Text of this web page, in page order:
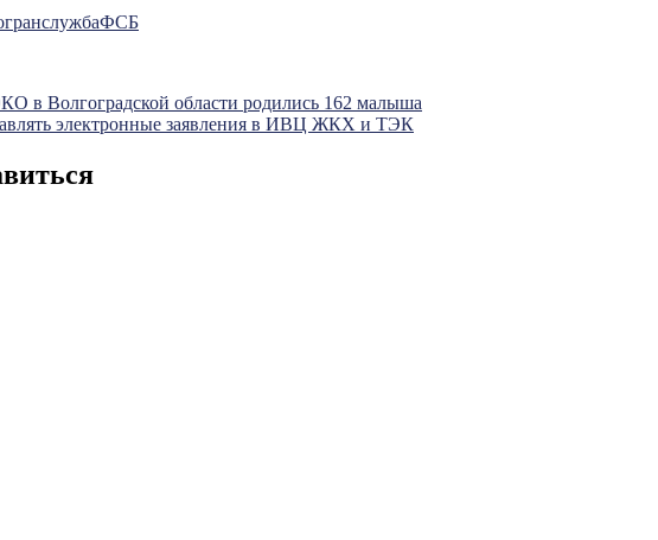
ФСБ
в Волгоградской области родились 162 малыша
электронные заявления в ИВЦ ЖКХ и ТЭК